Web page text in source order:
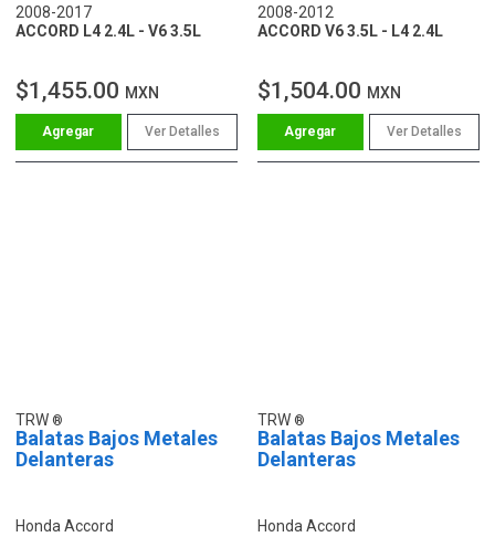
2008-2017
ACCORD L4 2.4L - V6 3.5L
$1,455.00 MXN
Ver Detalles
2008-2012
ACCORD V6 3.5L - L4 2.4L
$1,504.00 MXN
Ver Detalles
TRW
Balatas Bajos Metales
Delanteras
Honda Accord
TRW
Balatas Bajos Metales
Delanteras
Honda Accord